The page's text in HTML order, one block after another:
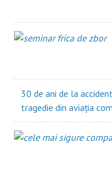
30 de ani de la
tragedie din aviația